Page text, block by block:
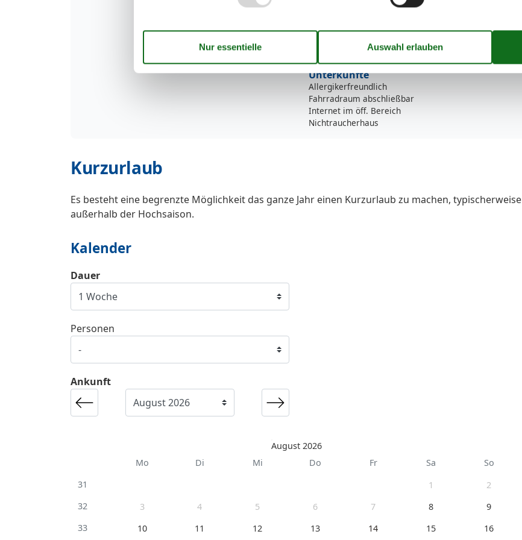
Umliegende einrichtungen
Fahrradunterstellmöglichkeit
Unterkünfte
Allergikerfreundlich
Fahrradraum abschließbar
Internet im öff. Bereich
Nichtraucherhaus
Kurzurlaub
Es besteht eine begrenzte Möglichkeit das ganze Jahr einen Kurzurlaub zu machen, typischerweise
außerhalb der Hochsaison.
Kalender
Ankunft
August 2026
Mo
Di Mi Do Fr Sa
So
31
1
2
32
3 4 5 6 7 8
9
33
10 11 12 13 14 15 16
Dauer
Personen